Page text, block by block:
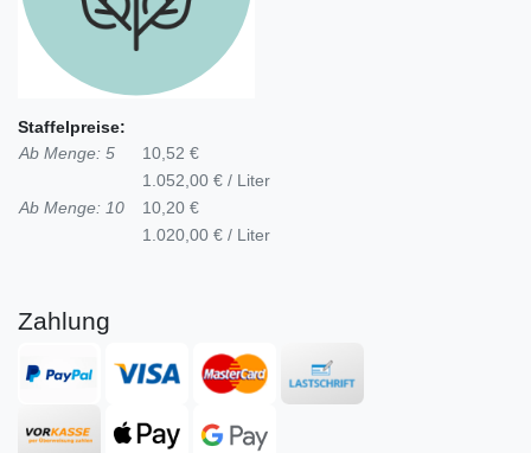
Staffelpreise:
Ab Menge: 5
10,52 €
1.052,00 € / Liter
Ab Menge: 10
10,20 €
1.020,00 € / Liter
Zahlung